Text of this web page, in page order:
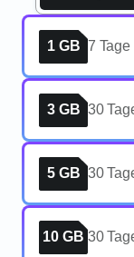
1 GB 7 Tage
3 GB 30
5 GB 30
10 GB 30